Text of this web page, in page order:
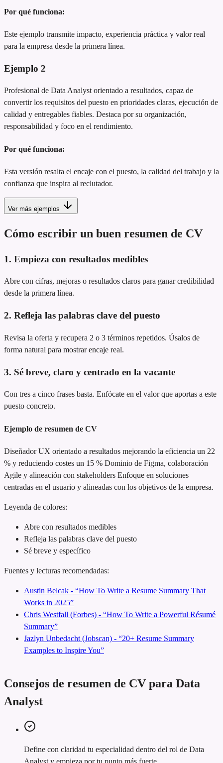
Por qué funciona:
Este ejemplo transmite impacto, experiencia práctica y valor real
para la empresa desde la primera línea.
Ejemplo 2
Profesional de Data Analyst orientado a resultados, capaz de
convertir los requisitos del puesto en prioridades claras, ejecución de
calidad y entregables fiables. Destaca por su organización,
responsabilidad y foco en el rendimiento.
Por qué funciona:
Esta versión resalta el encaje con el puesto, la calidad del trabajo y la
confianza que inspira al reclutador.
Ver más ejemplos
Cómo escribir un buen resumen de CV
1. Empieza con resultados medibles
Abre con cifras, mejoras o resultados claros para ganar credibilidad
desde la primera línea.
2. Refleja las palabras clave del puesto
Revisa la oferta y recupera 2 o 3 términos repetidos. Úsalos de
forma natural para mostrar encaje real.
3. Sé breve, claro y centrado en la vacante
Con tres a cinco frases basta. Enfócate en el valor que aportas a este
puesto concreto.
Ejemplo de resumen de CV
Diseñador UX orientado a resultados mejorando la eficiencia un 22
% y reduciendo costes un 15 % Dominio de Figma, colaboración
Agile y alineación con stakeholders Enfoque en soluciones
centradas en el usuario y alineadas con los objetivos de la empresa.
Leyenda de colores:
Abre con resultados medibles
Refleja las palabras clave del puesto
Sé breve y específico
Fuentes y lecturas recomendadas:
Austin Belcak - “How To Write a Resume Summary That
Works in 2025”
Chris Westfall (Forbes) - “How To Write a Powerful Résumé
Summary”
Jazlyn Unbedacht (Jobscan) - “20+ Resume Summary
Examples to Inspire You”
Consejos de resumen de CV para Data
Analyst
Define con claridad tu especialidad dentro del rol de Data
Analyst y empieza por tu punto más fuerte.